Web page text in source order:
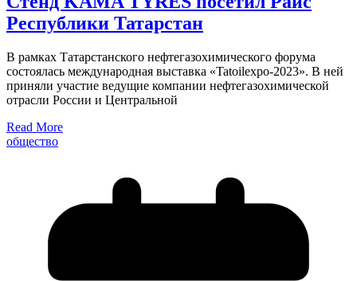
Республики Татарстан
В рамках Татарстанского нефтегазохимического форума
состоялась международная выставка «Tatoilexpo-2023». В ней
приняли участие ведущие компании нефтегазохимической
отрасли России и Центральной
Read More
общество